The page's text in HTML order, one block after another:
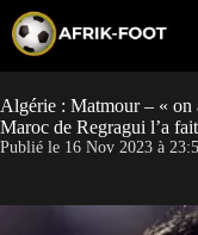
p
o
c
o
t
Algérie : Matmour – « on
Maroc de Regragui l’a
Publié le 16 Nov 2023 à